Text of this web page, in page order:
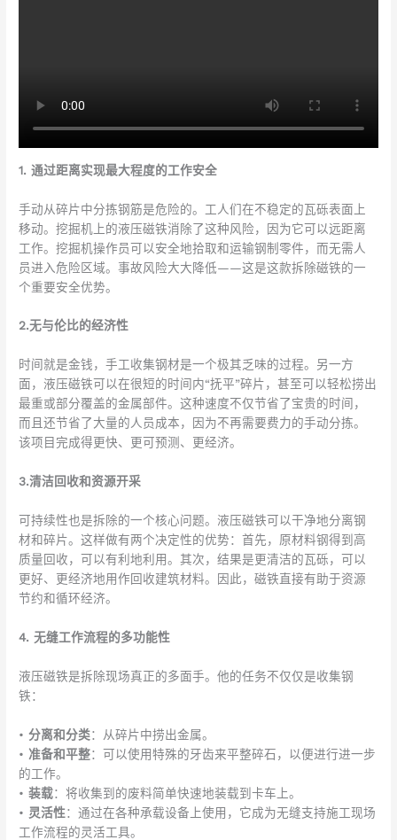
1. 通过距离实现最大程度的工作安全
手动从碎片中分拣钢筋是危险的。工人们在不稳定的瓦砾表面上
移动。挖掘机上的液压磁铁消除了这种风险，因为它可以远距离
工作。挖掘机操作员可以安全地拾取和运输钢制零件，而无需人
员进入危险区域。事故风险大大降低——这是这款拆除磁铁的一
个重要安全优势。
2.无与伦比的经济性
时间就是金钱，手工收集钢材是一个极其乏味的过程。另一方
面，液压磁铁可以在很短的时间内“抚平”碎片，甚至可以轻松捞出
最重或部分覆盖的金属部件。这种速度不仅节省了宝贵的时间，
而且还节省了大量的人员成本，因为不再需要费力的手动分拣。
该项目完成得更快、更可预测、更经济。
3.清洁回收和资源开采
可持续性也是拆除的一个核心问题。液压磁铁可以干净地分离钢
材和碎片。这样做有两个决定性的优势：首先，原材料钢得到高
质量回收，可以有利地利用。其次，结果是更清洁的瓦砾，可以
更好、更经济地用作回收建筑材料。因此，磁铁直接有助于资源
节约和循环经济。
4. 无缝工作流程的多功能性
液压磁铁是拆除现场真正的多面手。他的任务不仅仅是收集钢
铁：
•分离和分类：从碎片中捞出金属。
• 准备和平整：可以使用特殊的牙齿来平整碎石，以便进行进一步
的工作。
•装载：将收集到的废料简单快速地装载到卡车上。
• 灵活性：通过在各种承载设备上使用，它成为无缝支持施工现场
工作流程的灵活工具。